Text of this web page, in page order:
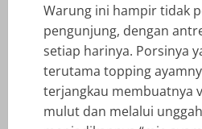
Warung ini hampir tidak
pengunjung, dengan
setiap harinya. Porsinya
terutama topping
terjangkau membuatnya
mulut dan melalui